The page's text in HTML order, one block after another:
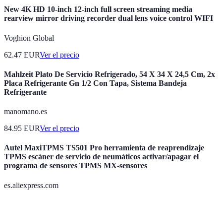
New 4K HD 10-inch 12-inch full screen streaming media
rearview mirror driving recorder dual lens voice control WIFI
Voghion Global
62.47 EURVer el precio
Mahlzeit Plato De Servicio Refrigerado, 54 X 34 X 24,5 Cm, 2x
Placa Refrigerante Gn 1/2 Con Tapa, Sistema Bandeja
Refrigerante
manomano.es
84.95 EURVer el precio
Autel MaxiTPMS TS501 Pro herramienta de reaprendizaje
TPMS escáner de servicio de neumáticos activar/apagar el
programa de sensores TPMS MX-sensores
es.aliexpress.com